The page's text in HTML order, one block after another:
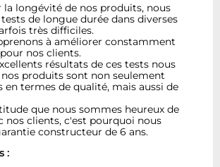
la longévité de nos produits, nous
de longue durée dans diverses
très difficiles.
à améliorer constamment
nos clients.
résultats de ces tests nous
produits sont non seulement
en termes de qualité, mais aussi de
que nous sommes heureux de
nos clients, c'est pourquoi nous
constructeur de 6 ans.
: